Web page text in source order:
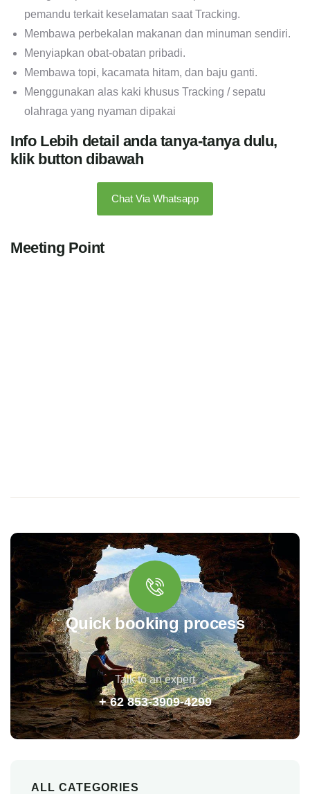
pemandu terkait keselamatan saat Tracking.
Membawa perbekalan makanan dan minuman sendiri.
Menyiapkan obat-obatan pribadi.
Membawa topi, kacamata hitam, dan baju ganti.
Menggunakan alas kaki khusus Tracking / sepatu
olahraga yang nyaman dipakai
Info Lebih detail anda tanya-tanya dulu,
klik button dibawah
Chat Via Whatsapp
Meeting Point
Quick booking process
Talk to an expert
+ 62 853-3909-4299
ALL CATEGORIES